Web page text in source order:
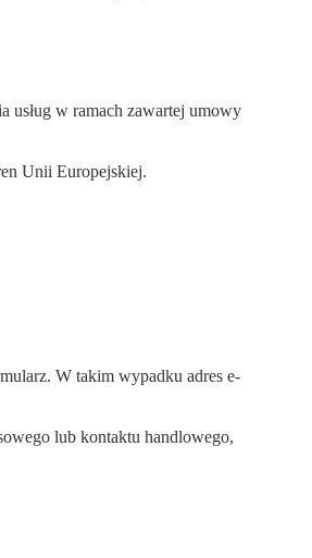
usług w ramach zawartej umowy
Unii Europejskiej.
W takim wypadku adres e-
lub kontaktu handlowego,